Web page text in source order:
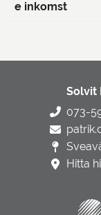
e inkomst
Solvit
073-
Hitta